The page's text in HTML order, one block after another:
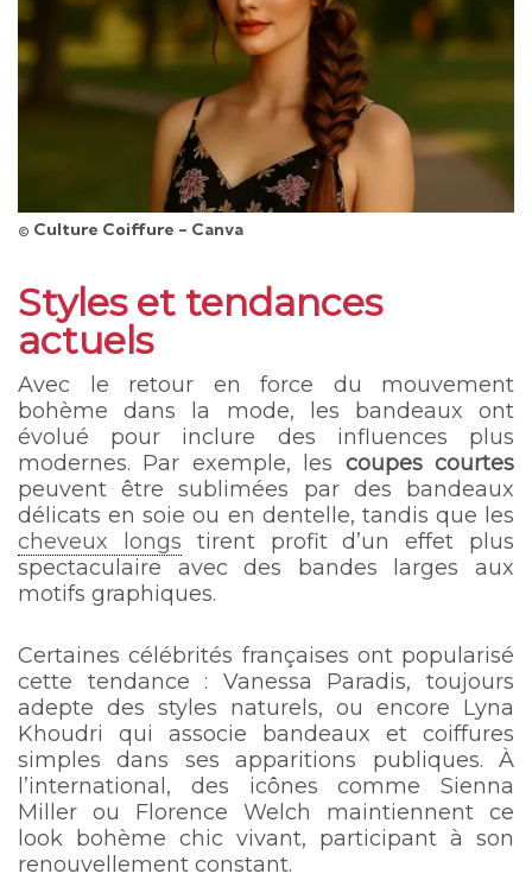
© Culture Coiffure - Canva
Styles et tendances
actuels
Avec le retour en force du mouvement
bohème dans la mode, les bandeaux ont
évolué pour inclure des influences plus
modernes. Par exemple, les coupes courtes
peuvent être sublimées par des bandeaux
délicats en soie ou en dentelle, tandis que les
cheveux longs tirent profit d’un effet plus
spectaculaire avec des bandes larges aux
motifs graphiques.
Certaines célébrités françaises ont popularisé
cette tendance : Vanessa Paradis, toujours
adepte des styles naturels, ou encore Lyna
Khoudri qui associe bandeaux et coiffures
simples dans ses apparitions publiques. À
l’international, des icônes comme Sienna
Miller ou Florence Welch maintiennent ce
look bohème chic vivant, participant à son
renouvellement constant.